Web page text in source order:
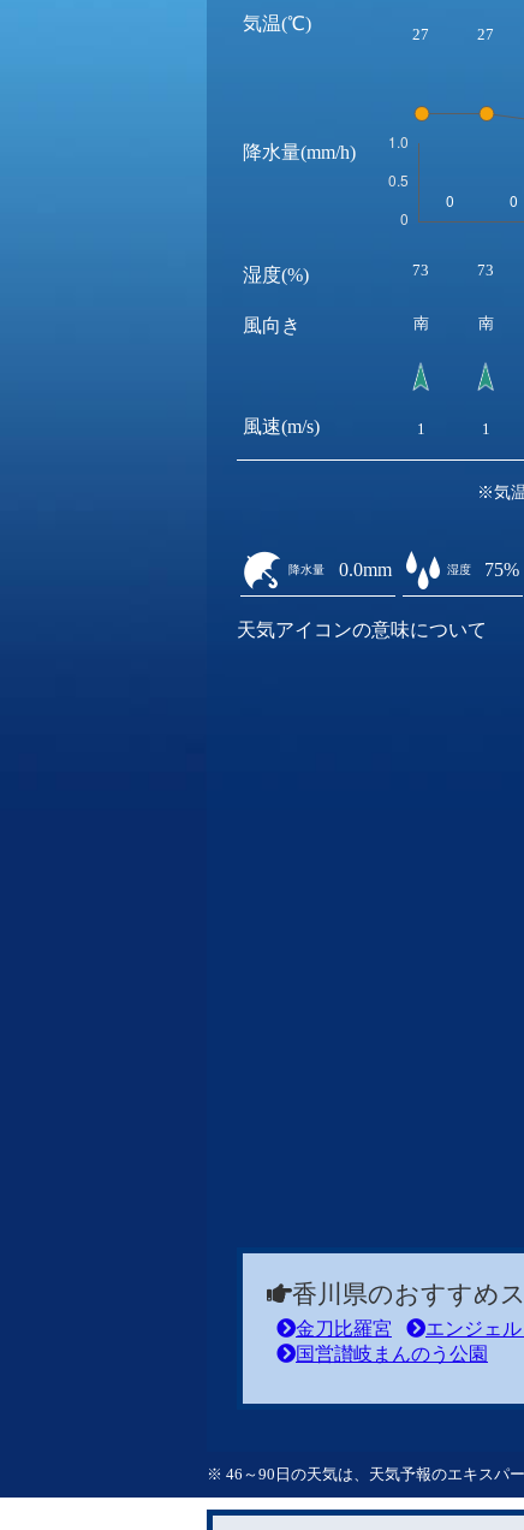
気温(℃)
降水量(mm/h)
湿度(%)
風向き
風速(m/s)
27 27
73 73
南 南
1 1
※気
降水量 0.0mm 湿度 75%
天気アイコンの意味について
香川県のおすすめ
金刀比羅宮 エンジェ
国営讃岐まんのう公園
※ 46～90日の天気は、天気予報のエキスパ